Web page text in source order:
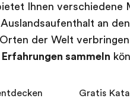
Ihnen verschiedene
an
der Welt
sammeln
Gratis